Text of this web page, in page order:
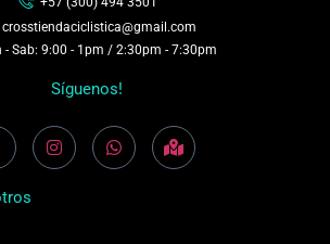
crosstiendaciclistica@gmail.com
- Sab: 9:00 - 1pm / 2:30pm - 7:30pm
Síguenos!